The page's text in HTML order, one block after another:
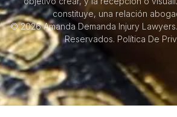
constituye, una relación
© 2026 Amanda Demanda Injury
Reservados. Política De